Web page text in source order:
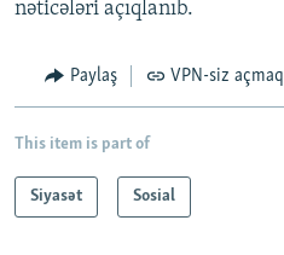
nəticələri açıqlanıb.
Paylaş VPN-siz açmaq
This item is part of
Siyasət Sosial